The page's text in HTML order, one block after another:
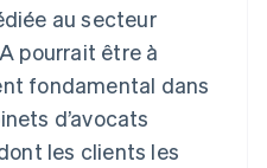
au secteur
pourrait être à
fondamental dans
d’avocats
les clients les